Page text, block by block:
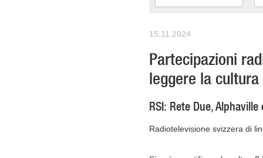
15.11.2024
Partecipazioni
leggere la cultura
RSI: Rete Due,
Radiotelevisione svizzera di